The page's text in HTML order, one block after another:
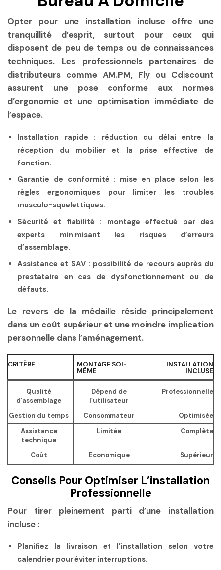
Opter pour une installation incluse offre une
tranquillité d’esprit, surtout pour ceux qui
disposent de peu de temps ou de connaissances
techniques. Les professionnels partenaires de
distributeurs comme AM.PM, Fly ou Cdiscount
assurent une pose conforme aux normes
d’ergonomie et une optimisation immédiate de
l’espace.
Installation rapide : réduction du délai entre la
réception du mobilier et la prise effective de
fonction.
Garantie de conformité : mise en place selon les
règles ergonomiques pour limiter les troubles
musculo-squelettiques.
Sécurité et fiabilité : montage effectué par des
experts minimisant les risques d’erreurs
d’assemblage.
Assistance et SAV: possibilité de recours auprès du
prestataire en cas de dysfonctionnement ou de
défauts.
Le revers de la médaille réside principalement
dans un coût supérieur et une moindre implication
personnelle dans l’aménagement.
CRITÈRE
MONTAGE SOI-
MÊME
INSTALLATION
INCLUSE
Qualité
d’assemblage
Dépend de
l’utilisateur
Professionnelle
Gestion du temps Consommateur
Optimisée
Assistance
technique
Limitée Complète
Coût Economique Supérieur
Conseils Pour Optimiser L’installation
Professionnelle
Pour tirer pleinement parti d’une installation
incluse :
Planifiez la livraison et l’installation selon votre
calendrier pour éviter interruptions.